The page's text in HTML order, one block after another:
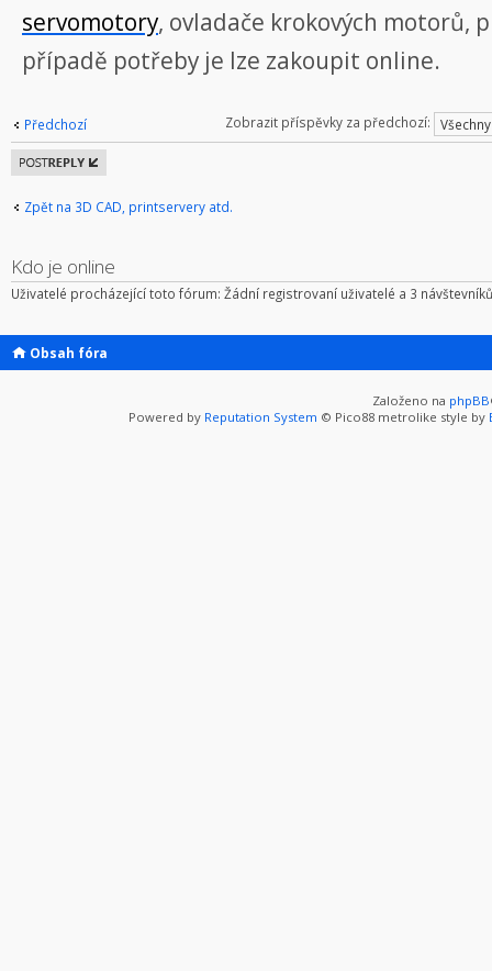
servomotory, ovladače krokových motorů,
případě potřeby je lze zakoupit online.
Předchozí Zobrazit příspěvky za předchozí:
Odeslat
odpověď
Zpět na 3D CAD, printservery atd.
Kdo je online
Uživatelé procházející toto fórum: Žádní registrovaní uživatelé a 3 návštevníků
Obsah fóra
Založeno na phpBB
Powered by Reputation System © Pico88 metrolike style by